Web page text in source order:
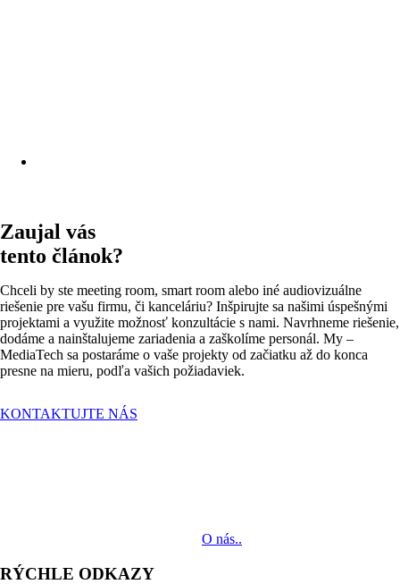
Zaujal vás
tento článok?
Chceli by ste meeting room, smart room alebo iné audiovizuálne
riešenie pre vašu firmu, či kanceláriu? Inšpirujte sa našimi úspešnými
projektami a využite možnosť konzultácie s nami. Navrhneme riešenie,
dodáme a nainštalujeme zariadenia a zaškolíme personál. My –
MediaTech sa postaráme o vaše projekty od začiatku až do konca
presne na mieru, podľa vašich požiadaviek.
KONTAKTUJTE NÁS
O nás..
RÝCHLE ODKAZY